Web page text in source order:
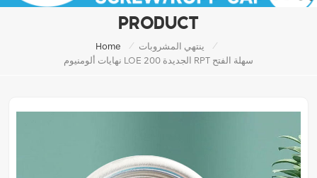
PRODUCT
Home / ينتهي المشروبات
/
نهايات ألومنيوم LOE الجديدة 200 RPT سهلة الفتح